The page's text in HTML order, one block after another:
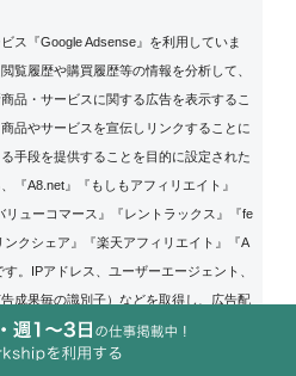
ス『Google Adsense』を利用していま
覧履歴や購買履歴等の情報を分析して、
品・サービスに関する広告を表示するこ
品やサービスを宣伝しリンクすることに
手段を提供することを目的に設定された
『A8.net』『もしもアフィリエイト』
リューコマース』『レントラックス』『fe
クシェア』『楽天アフィリエイト』『A
。IPアドレス、ユーザーエージェント、
成果毎の識別子）などを取得し、広告配
不正防止などに利用する場合がありま